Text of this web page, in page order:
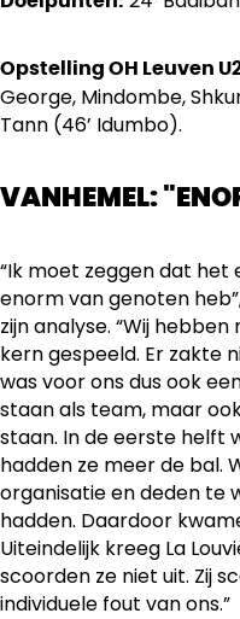
Opstelling OH Leuven
George, Mindombe,
Tann (46’ Idumbo).
VANHEMEL:
“Ik moet zeggen dat het
enorm van genoten
zijn analyse. “Wij
kern gespeeld. Er zakte
was voor ons dus ook
staan als team, maar
staan. In de eerste helft
hadden ze meer de bal.
organisatie en deden te
hadden. Daardoor
Uiteindelijk kreeg La
scoorden ze niet uit. Zij
individuele fout van ons.”